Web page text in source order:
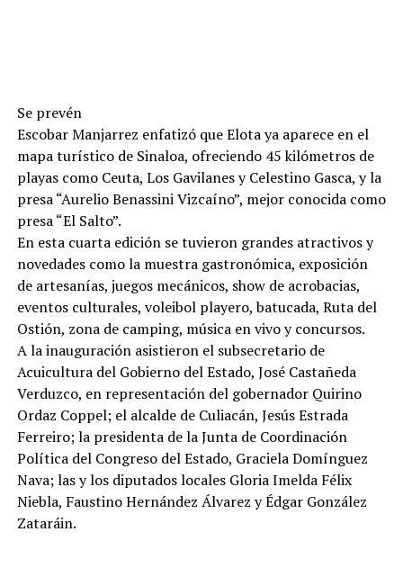
Se prevén
Escobar Manjarrez enfatizó que Elota ya aparece en el
mapa turístico de Sinaloa, ofreciendo 45 kilómetros de
playas como Ceuta, Los Gavilanes y Celestino Gasca, y la
presa “Aurelio Benassini Vizcaíno”, mejor conocida como
presa “El Salto”.
En esta cuarta edición se tuvieron grandes atractivos y
novedades como la muestra gastronómica, exposición
de artesanías, juegos mecánicos, show de acrobacias,
eventos culturales, voleibol playero, batucada, Ruta del
Ostión, zona de camping, música en vivo y concursos.
A la inauguración asistieron el subsecretario de
Acuicultura del Gobierno del Estado, José Castañeda
Verduzco, en representación del gobernador Quirino
Ordaz Coppel; el alcalde de Culiacán, Jesús Estrada
Ferreiro; la presidenta de la Junta de Coordinación
Política del Congreso del Estado, Graciela Domínguez
Nava; las y los diputados locales Gloria Imelda Félix
Niebla, Faustino Hernández Álvarez y Édgar González
Zataráin.